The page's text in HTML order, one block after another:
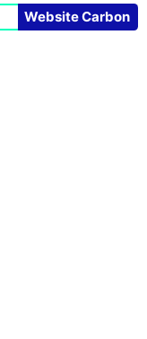
Website Carbon